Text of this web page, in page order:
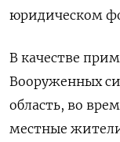
юридическом
В качестве
Вооруженных
область, во
местные